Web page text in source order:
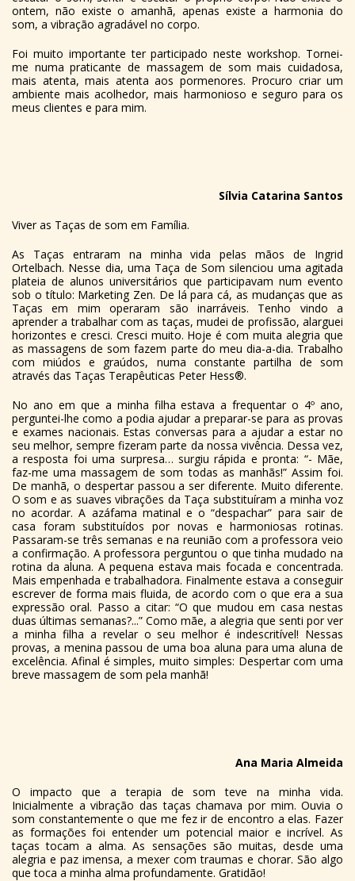
ontem, não existe o amanhã, apenas existe a harmonia do
som, a vibração agradável no corpo.
Foi muito importante ter participado neste workshop. Tornei-
me numa praticante de massagem de som mais cuidadosa,
mais atenta, mais atenta aos pormenores. Procuro criar um
ambiente mais acolhedor, mais harmonioso e seguro para os
meus clientes e para mim.
Sílvia Catarina Santos
Viver as Taças de som em Família.
As Taças entraram na minha vida pelas mãos de Ingrid
Ortelbach. Nesse dia, uma Taça de Som silenciou uma agitada
plateia de alunos universitários que participavam num evento
sob o título: Marketing Zen. De lá para cá, as mudanças que as
Taças em mim operaram são inarráveis. Tenho vindo a
aprender a trabalhar com as taças, mudei de profissão, alarguei
horizontes e cresci. Cresci muito. Hoje é com muita alegria que
as massagens de som fazem parte do meu dia-a-dia. Trabalho
com miúdos e graúdos, numa constante partilha de som
através das Taças Terapêuticas Peter Hess®.
No ano em que a minha filha estava a frequentar o 4º ano,
perguntei-lhe como a podia ajudar a preparar-se para as provas
e exames nacionais. Estas conversas para a ajudar a estar no
seu melhor, sempre fizeram parte da nossa vivência. Dessa vez,
a resposta foi uma surpresa… surgiu rápida e pronta: “- Mãe,
faz-me uma massagem de som todas as manhãs!” Assim foi.
De manhã, o despertar passou a ser diferente. Muito diferente.
O som e as suaves vibrações da Taça substituíram a minha voz
no acordar. A azáfama matinal e o “despachar” para sair de
casa foram substituídos por novas e harmoniosas rotinas.
Passaram-se três semanas e na reunião com a professora veio
a confirmação. A professora perguntou o que tinha mudado na
rotina da aluna. A pequena estava mais focada e concentrada.
Mais empenhada e trabalhadora. Finalmente estava a conseguir
escrever de forma mais fluida, de acordo com o que era a sua
expressão oral. Passo a citar: “O que mudou em casa nestas
duas últimas semanas?...” Como mãe, a alegria que senti por ver
a minha filha a revelar o seu melhor é indescritível! Nessas
provas, a menina passou de uma boa aluna para uma aluna de
excelência. Afinal é simples, muito simples: Despertar com uma
breve massagem de som pela manhã!
Ana Maria Almeida
O impacto que a terapia de som teve na minha vida.
Inicialmente a vibração das taças chamava por mim. Ouvia o
som constantemente o que me fez ir de encontro a elas. Fazer
as formações foi entender um potencial maior e incrível. As
taças tocam a alma. As sensações são muitas, desde uma
alegria e paz imensa, a mexer com traumas e chorar. São algo
que toca a minha alma profundamente. Gratidão!